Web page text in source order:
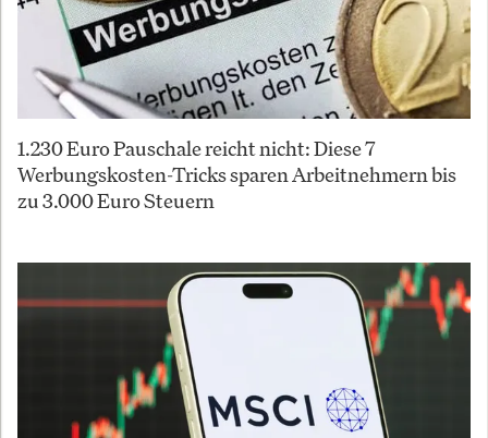
1.230 Euro Pauschale reicht nicht: Diese 7
Werbungskosten-Tricks sparen Arbeitnehmern bis
zu 3.000 Euro Steuern